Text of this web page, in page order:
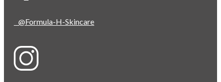
@Formula-H-Skincare